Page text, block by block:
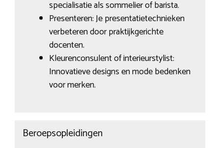
specialisatie als sommelier of barista.
Presenteren: Je presentatietechnieken
verbeteren door praktijkgerichte
docenten.
Kleurenconsulent of interieurstylist:
Innovatieve designs en mode bedenken
voor merken.
Beroepsopleidingen